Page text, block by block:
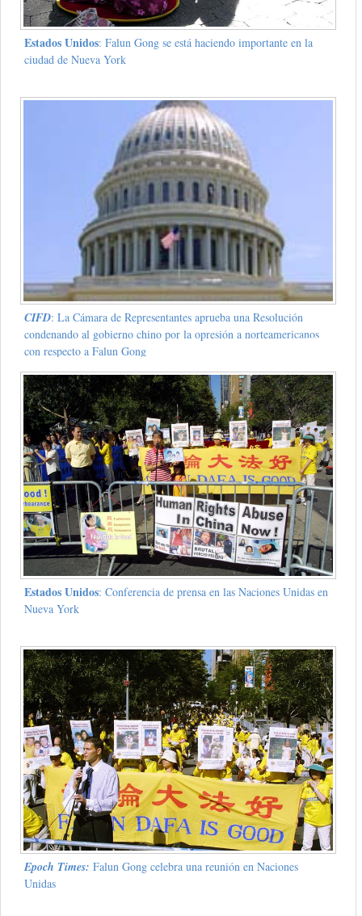
Estados Unidos: Falun Gong se está haciendo importante en la
ciudad de Nueva York
CIFD: La Cámara de Representantes aprueba una Resolución
condenando al gobierno chino por la opresión a norteamericanos
con respecto a Falun Gong
Estados Unidos: Conferencia de prensa en las Naciones Unidas en
Nueva York
Epoch Times: Falun Gong celebra una reunión en Naciones
Unidas